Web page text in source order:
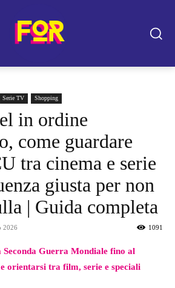
Serie TV Shopping
in ordine
come guardare
tra cinema e serie
giusta per non
| Guida completa
2026 1091
Guerra Mondiale fino al
orientarsi tra film, serie e speciali